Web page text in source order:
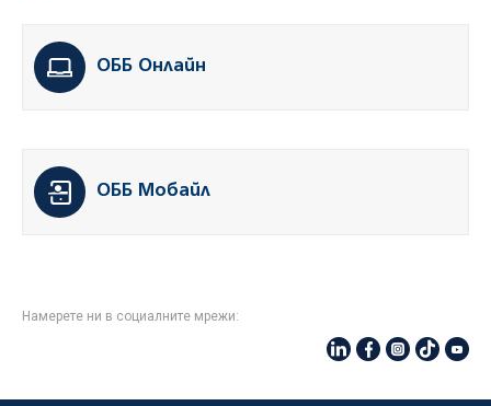
ОББ Онлайн
ОББ Мобайл
Намерете ни в социалните мрежи: